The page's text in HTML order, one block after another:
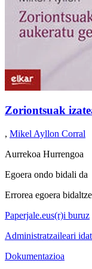
Zoriontsuak
, Mikel Ayllon Corral
Aurrekoa Hurrengoa
Egoera ondo bidali da
Errorea egoera
Paperjale.eus(r)i buruz
Administratzaileari
Dokumentazioa